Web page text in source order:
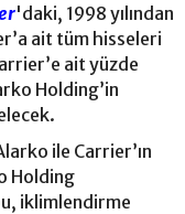
'daki, 1998 yılından
ait tüm hisseleri
ait yüzde
Holding’in
ile Carrier’ın
Holding
iklimlendirme